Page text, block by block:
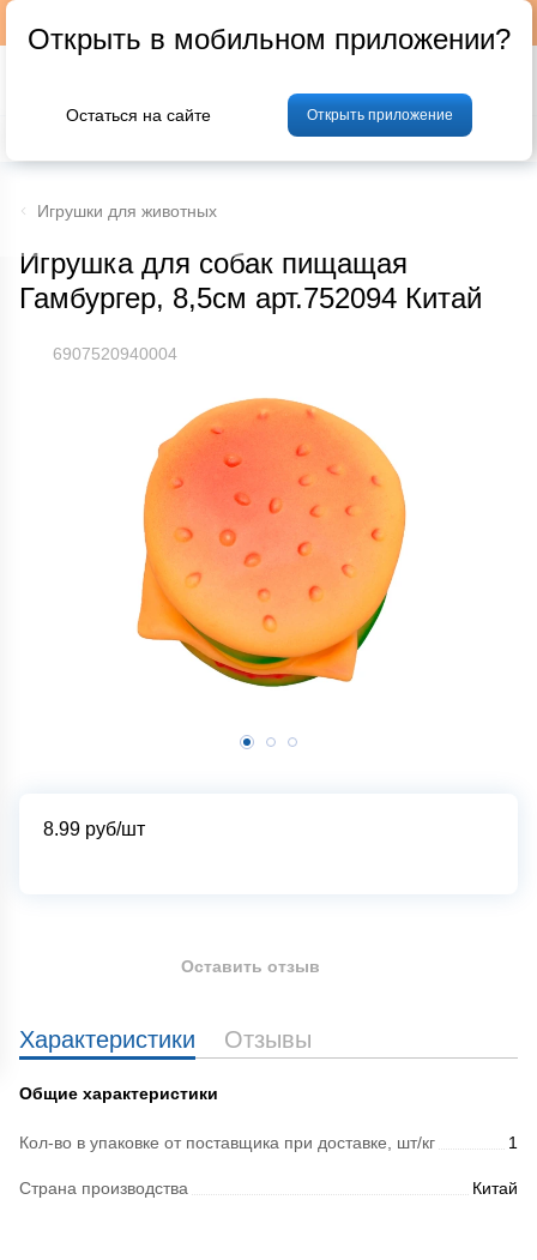
Фрукты и овощи Мясо Птица
Игрушки для животных
Игрушка для собак пищащая
Гамбургер, 8,5см арт.752094 Китай
6907520940004
8.99 руб/шт
Характеристики Отзывы
Общие характеристики
Кол-во в упаковке от поставщика при доставке, шт/кг 1
Страна производства Китай
Оставить отзыв
Открыть в мобильном приложении?
Остаться на сайте Открыть приложение